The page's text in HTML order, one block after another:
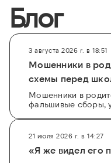
Блог
3 августа 2026 г. в 18:51
Мошенники в
схемы перед
Мошенники в
фальшивые сборы,
21 июля 2026 г. в 14:27
«Я же видел его